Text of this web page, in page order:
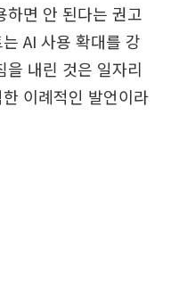
하면 안 된다는 권고
AI 사용 확대를 강
을 내린 것은 일자리
이례적인 발언이라